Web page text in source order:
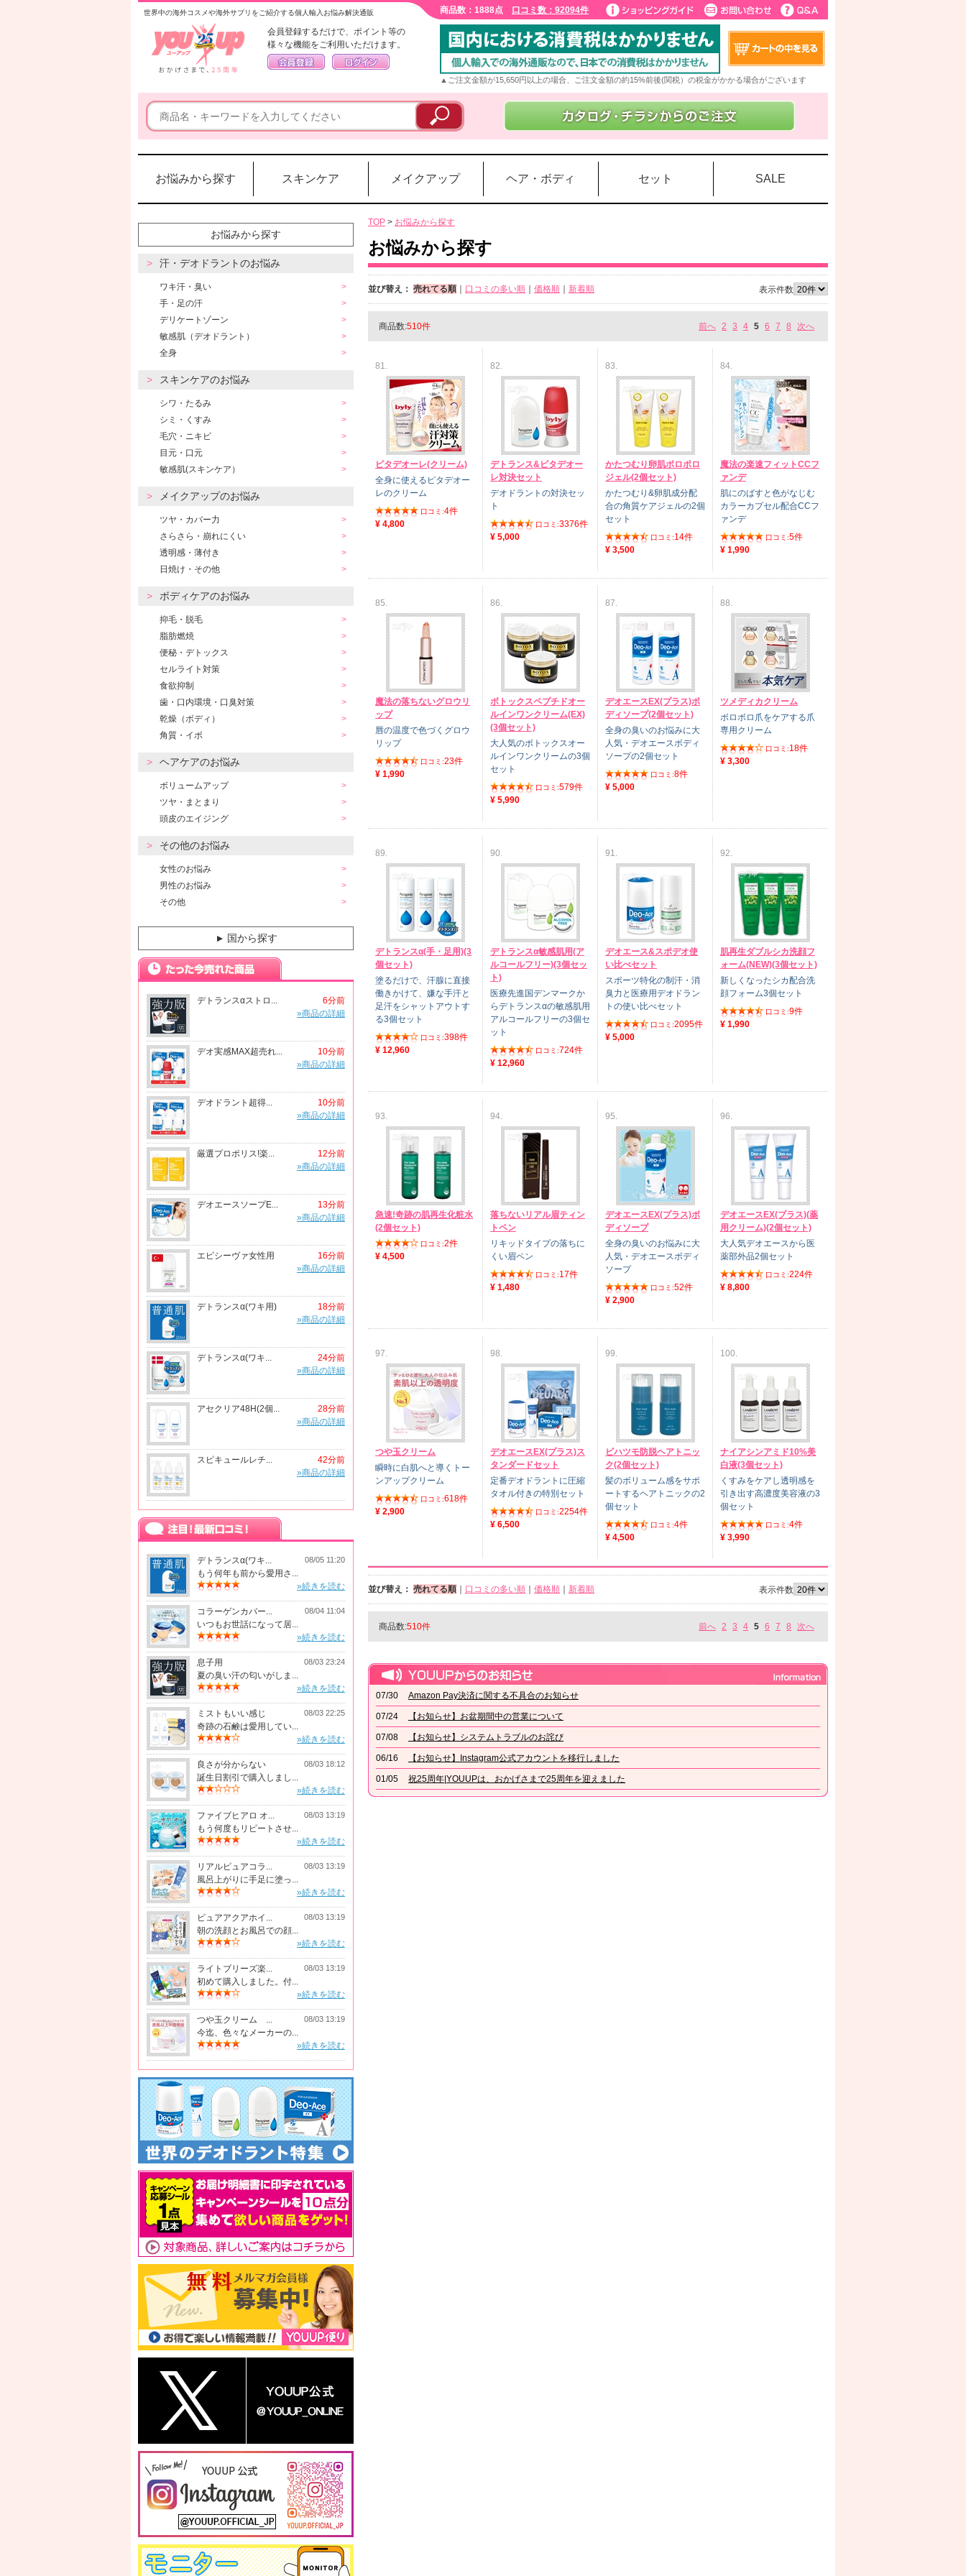
世界中の海外コスメや海外サプリをご紹介する個人輸入お悩み解決通販 商品数：1888点 口コミ数：92094件
会員登録するだけで、ポイント等の
様々な機能をご利用いただけます。
▲ご注文金額が15,650円以上の場合、ご注文金額の約15%前後(関税）の税金がかかる場合がございます
お悩みから探す スキンケア メイクアップ ヘア・ボディ セット SALE
お悩みから探す
汗・デオドラントのお悩み
ワキ汗・臭い
手・足の汗
デリケートゾーン
敏感肌（デオドラント）
全身
スキンケアのお悩み
シワ・たるみ
シミ・くすみ
毛穴・ニキビ
目元・口元
敏感肌(スキンケア）
メイクアップのお悩み
ツヤ・カバー力
さらさら・崩れにくい
透明感・薄付き
日焼け・その他
ボディケアのお悩み
抑毛・脱毛
脂肪燃焼
便秘・デトックス
セルライト対策
食欲抑制
歯・口内環境・口臭対策
乾燥（ボディ）
角質・イボ
ヘアケアのお悩み
ボリュームアップ
ツヤ・まとまり
頭皮のエイジング
その他のお悩み
女性のお悩み
男性のお悩み
その他
▼ 国から探す
デトランスαストロ...
6分前
»商品の詳細
デオ実感MAX超売れ...
10分前
»商品の詳細
デオドラント超得...
10分前
»商品の詳細
厳選プロポリス!楽...
12分前
»商品の詳細
デオエースソープE...
13分前
»商品の詳細
エピシーヴァ女性用
16分前
»商品の詳細
デトランスα(ワキ用)
18分前
»商品の詳細
デトランスα(ワキ...
24分前
»商品の詳細
アセクリア48H(2個...
28分前
»商品の詳細
スピキュールレチ...
42分前
»商品の詳細
デトランスα(ワキ... 08/05 11:20
もう何年も前から愛用さ...
»続きを読む
コラーゲンカバー... 08/04 11:04
いつもお世話になって居...
»続きを読む
息子用 08/03 23:24
夏の臭い汗の匂いがしま...
»続きを読む
ミストもいい感じ 08/03 22:25
奇跡の石鹸は愛用してい...
»続きを読む
良さが分からない 08/03 18:12
誕生日割引で購入しまし...
»続きを読む
ファイブヒアロ オ... 08/03 13:19
もう何度もリピートさせ...
»続きを読む
リアルピュアコラ... 08/03 13:19
風呂上がりに手足に塗っ...
»続きを読む
ピュアアクアホイ... 08/03 13:19
朝の洗顔とお風呂での顔...
»続きを読む
ライトブリーズ楽... 08/03 13:19
初めて購入しました。付...
»続きを読む
つや玉クリーム ... 08/03 13:19
今迄、色々なメーカーの...
»続きを読む
TOP > お悩みから探す
お悩みから探す
並び替え： 売れてる順 口コミの多い順 価格順 新着順 表示件数
商品数:510件 前へ 2 3 4 5 6 7 8 次へ
81.
ピタデオーレ(クリーム)
全身に使えるピタデオー
レのクリーム
口コミ:4件
¥ 4,800
82.
デトランス&ピタデオー
レ対決セット
デオドラントの対決セッ
ト
口コミ:3376件
¥ 5,000
83.
かたつむり卵肌ポロポロ
ジェル(2個セット)
かたつむり&卵肌成分配
合の角質ケアジェルの2個
セット
口コミ:14件
¥ 3,500
84.
魔法の楽速フィットCCフ
ァンデ
肌にのばすと色がなじむ
カラーカプセル配合CCフ
ァンデ
口コミ:5件
¥ 1,990
85.
魔法の落ちないグロウリ
ップ
唇の温度で色づくグロウ
リップ
口コミ:23件
¥ 1,990
86.
ボトックスペプチドオー
ルインワンクリーム(EX)
(3個セット)
大人気のボトックスオー
ルインワンクリームの3個
セット
口コミ:579件
¥ 5,990
87.
デオエースEX(プラス)ボ
ディソープ(2個セット)
全身の臭いのお悩みに大
人気・デオエースボディ
ソープの2個セット
口コミ:8件
¥ 5,000
88.
ツメディカクリーム
ボロボロ爪をケアする爪
専用クリーム
口コミ:18件
¥ 3,300
89.
デトランスα(手・足用)(3
個セット)
塗るだけで、汗腺に直接
働きかけて、嫌な手汗と
足汗をシャットアウトす
る3個セット
口コミ:398件
¥ 12,960
90.
デトランスα敏感肌用(ア
ルコールフリー)(3個セッ
ト)
医療先進国デンマークか
らデトランスαの敏感肌用
アルコールフリーの3個セ
ット
口コミ:724件
¥ 12,960
91.
デオエース&スポデオ使
い比べセット
スポーツ特化の制汗・消
臭力と医療用デオドラン
トの使い比べセット
口コミ:2095件
¥ 5,000
92.
肌再生ダブルシカ洗顔フ
ォーム(NEW)(3個セット)
新しくなったシカ配合洗
顔フォーム3個セット
口コミ:9件
¥ 1,990
93.
急速!奇跡の肌再生化粧水
(2個セット)
口コミ:2件
¥ 4,500
94.
落ちないリアル眉ティン
トペン
リキッドタイプの落ちに
くい眉ペン
口コミ:17件
¥ 1,480
95.
デオエースEX(プラス)ボ
ディソープ
全身の臭いのお悩みに大
人気・デオエースボディ
ソープ
口コミ:52件
¥ 2,900
96.
デオエースEX(プラス)(薬
用クリーム)(2個セット)
大人気デオエースから医
薬部外品2個セット
口コミ:224件
¥ 8,800
97.
つや玉クリーム
瞬時に白肌へと導くトー
ンアップクリーム
口コミ:618件
¥ 2,900
98.
デオエースEX(プラス)ス
タンダードセット
定番デオドラントに圧縮
タオル付きの特別セット
口コミ:2254件
¥ 6,500
99.
ビハツモ防脱ヘアトニッ
ク(2個セット)
髪のボリューム感をサポ
ートするヘアトニックの2
個セット
口コミ:4件
¥ 4,500
100.
ナイアシンアミド10%美
白液(3個セット)
くすみをケアし透明感を
引き出す高濃度美容液の3
個セット
口コミ:4件
¥ 3,990
並び替え： 売れてる順 口コミの多い順 価格順 新着順 表示件数
商品数:510件 前へ 2 3 4 5 6 7 8 次へ
07/30 Amazon Pay決済に関する不具合のお知らせ
07/24 【お知らせ】お盆期間中の営業について
07/08 【お知らせ】システムトラブルのお詫び
06/16 【お知らせ】Instagram公式アカウントを移行しました
01/05 祝25周年|YOUUPは、おかげさまで25周年を迎えました